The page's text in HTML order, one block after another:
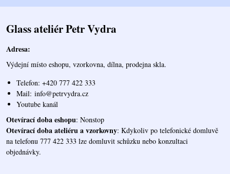
Glass ateliér Petr Vydra
Adresa:
Výdejní místo eshopu, vzorkovna, dílna, prodejna skla.
Telefon: +420 777 422 333
Mail: info@petrvydra.cz
Youtube kanál
Otevírací doba eshopu: Nonstop
Otevírací doba ateliéru a vzorkovny: Kdykoliv po telefonické domluvě
na telefonu 777 422 333 lze domluvit schůzku nebo konzultaci
objednávky.